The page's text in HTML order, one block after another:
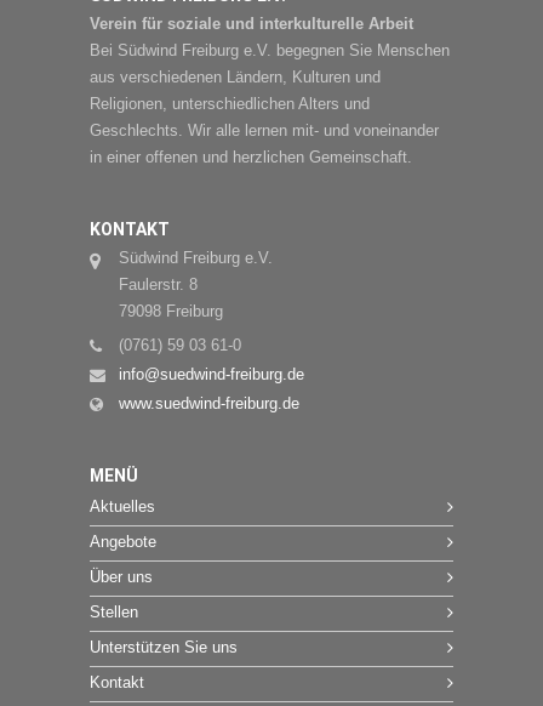
Verein für soziale und interkulturelle Arbeit
Bei Südwind Freiburg e.V. begegnen Sie Menschen
aus verschiedenen Ländern, Kulturen und
Religionen, unterschiedlichen Alters und
Geschlechts. Wir alle lernen mit- und voneinander
in einer offenen und herzlichen Gemeinschaft.
KONTAKT
Südwind Freiburg e.V.
Faulerstr. 8
79098 Freiburg
(0761) 59 03 61-0
info@suedwind-freiburg.de
www.suedwind-freiburg.de
MENÜ
Aktuelles
Angebote
Über uns
Stellen
Unterstützen Sie uns
Kontakt